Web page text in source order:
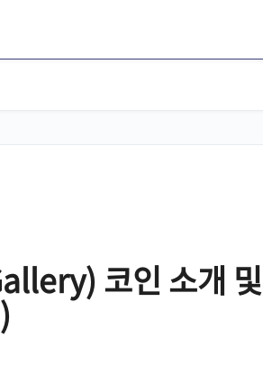
코인 소개 및